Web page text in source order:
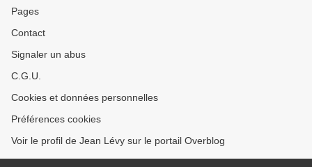
Pages
Contact
Signaler un abus
C.G.U.
Cookies et données personnelles
Préférences cookies
Voir le profil de Jean Lévy sur le portail Overblog